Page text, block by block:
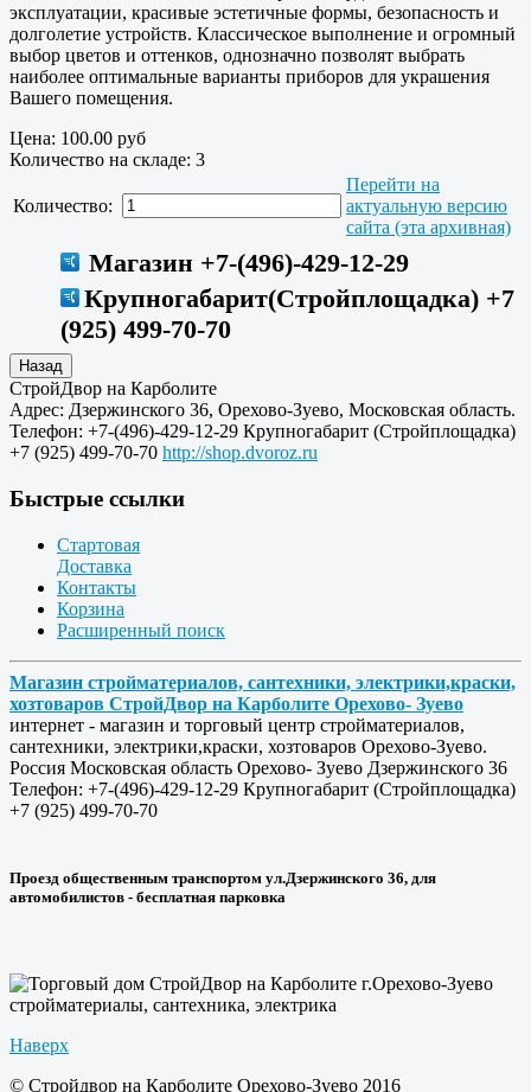
эксплуатации, красивые эстетичные формы, безопасность и
долголетие устройств. Классическое выполнение и огромный
выбор цветов и оттенков, однозначно позволят выбрать
наиболее оптимальные варианты приборов для украшения
Вашего помещения.
Цена: 100.00 руб
Количество на складе: 3
Количество:
Перейти на
актуальную версию
сайта (эта архивная)
Магазин +7-(496)-429-12-29
Крупногабарит(Стройплощадка) +7
(925) 499-70-70
СтройДвор на Карболите
Адрес: Дзержинского 36, Орехово-Зуево, Московская область.
Телефон: +7-(496)-429-12-29 Крупногабарит (Стройплощадка)
+7 (925) 499-70-70 http://shop.dvoroz.ru
Быстрые ссылки
Стартовая
Доставка
Контакты
Корзина
Расширенный поиск
Магазин стройматериалов, сантехники, электрики,краски,
хозтоваров СтройДвор на Карболите Орехово- Зуево
интернет - магазин и торговый центр стройматериалов,
сантехники, электрики,краски, хозтоваров Орехово-Зуево.
Россия Московская область Орехово- Зуево Дзержинского 36
Телефон: +7-(496)-429-12-29 Крупногабарит (Стройплощадка)
+7 (925) 499-70-70
Проезд общественным транспортом ул.Дзержинского 36, для
автомобилистов - бесплатная парковка
Наверх
© Стройдвор на Карболите Орехово-Зуево 2016